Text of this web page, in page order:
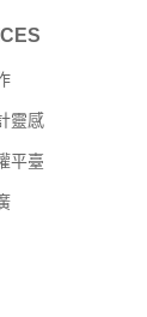
靈感
平臺